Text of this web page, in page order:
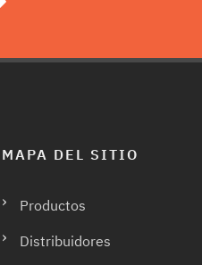
MAPA DEL SITIO
Productos
Distribuidores